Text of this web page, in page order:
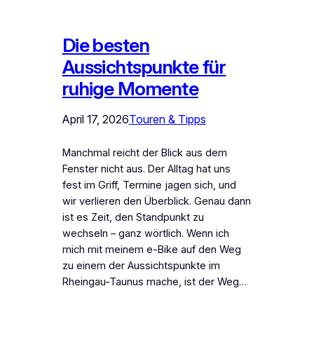
Die besten
Aussichtspunkte für
ruhige Momente
April 17, 2026Touren & Tipps
Manchmal reicht der Blick aus dem
Fenster nicht aus. Der Alltag hat uns
fest im Griff, Termine jagen sich, und
wir verlieren den Überblick. Genau dann
ist es Zeit, den Standpunkt zu
wechseln – ganz wörtlich. Wenn ich
mich mit meinem e-Bike auf den Weg
zu einem der Aussichtspunkte im
Rheingau-Taunus mache, ist der Weg…